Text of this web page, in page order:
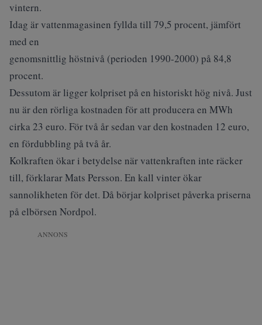
vintern.
Idag är vattenmagasinen fyllda till 79,5 procent, jämfört
med en
genomsnittlig höstnivå (perioden 1990-2000) på 84,8
procent.
Dessutom är ligger kolpriset på en historiskt hög nivå. Just
nu är den rörliga kostnaden för att producera en MWh
cirka 23 euro. För två år sedan var den kostnaden 12 euro,
en fördubbling på två år.
Kolkraften ökar i betydelse när vattenkraften inte räcker
till, förklarar Mats Persson. En kall vinter ökar
sannolikheten för det. Då börjar kolpriset påverka priserna
på elbörsen Nordpol.
ANNONS